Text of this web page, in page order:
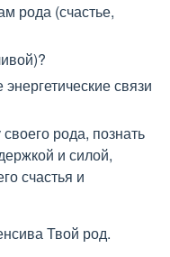
рода (счастье,
связи
своего рода, познать
и силой,
счастья и
Твой род.